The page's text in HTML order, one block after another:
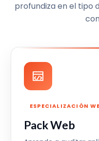
profundiza en el tipo
ESPECIALIZACIÓN
Pack Web